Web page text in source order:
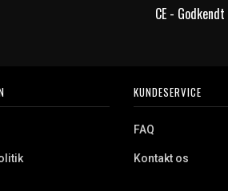
CE - Godkendt
KUNDESERVICE
FAQ
Kontakt os